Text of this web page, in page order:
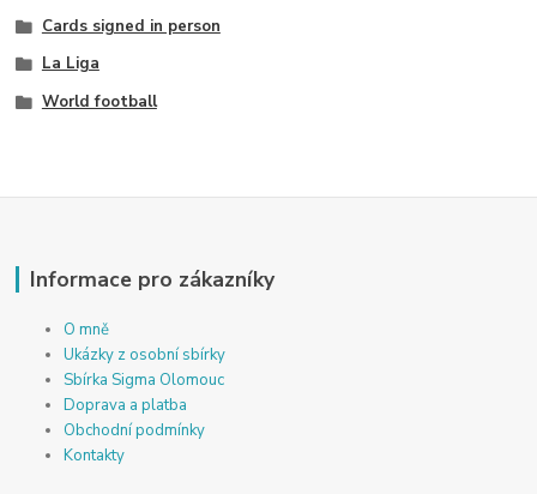
Cards signed in person
La Liga
World football
Informace pro zákazníky
O mně
Ukázky z osobní sbírky
Sbírka Sigma Olomouc
Doprava a platba
Obchodní podmínky
Kontakty